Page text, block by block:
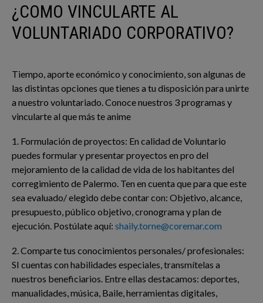
¿COMO VINCULARTE AL
VOLUNTARIADO CORPORATIVO?
Tiempo, aporte económico y conocimiento, son algunas de
las distintas opciones que tienes a tu disposición para unirte
a nuestro voluntariado. Conoce nuestros 3 programas y
vincularte al que más te anime
1. Formulación de proyectos: En calidad de Voluntario
puedes formular y presentar proyectos en pro del
mejoramiento de la calidad de vida de los habitantes del
corregimiento de Palermo. Ten en cuenta que para que este
sea evaluado/ elegido debe contar con: Objetivo, alcance,
presupuesto, público objetivo, cronograma y plan de
ejecución. Postúlate aquí: shaily.torne@coremar.com
2. Comparte tus conocimientos personales/ profesionales:
SI cuentas con habilidades especiales, transmítelas a
nuestros beneficiarios. Entre ellas destacamos: deportes,
manualidades, música, Baile, herramientas digitales,